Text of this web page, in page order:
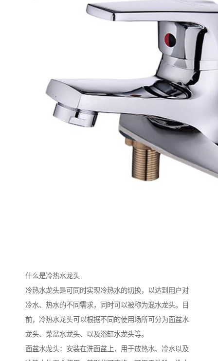
什么是冷热水龙头
冷热水龙头是可同时实现冷热水的切换，以达到用户对
冷水、热水的不同需求，同时可以被称为混水龙头。目
前，冷热水龙头可以根据不同的使用场所可分为面盆水
龙头、菜盆水龙头、以及浴缸水龙头等。
面盆水龙头：安装在洗面盆上，用于放热水、冷水以及